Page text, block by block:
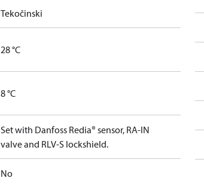
Tekočinski
28 °C
8 °C
Set with Danfoss Redia® sensor, RA-IN
valve and RLV-S lockshield.
No